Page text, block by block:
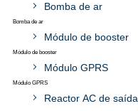
Bomba de ar
Bomba de ar
Módulo de booster
Módulo de booster
Módulo GPRS
Módulo GPRS
Reactor AC de saída